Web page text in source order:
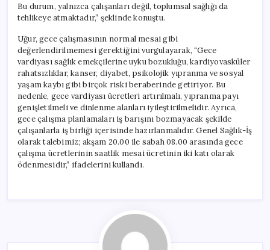
Bu durum, yalnızca çalışanları değil, toplumsal sağlığı da
tehlikeye atmaktadır,” şeklinde konuştu.
Uğur, gece çalışmasının normal mesai gibi
değerlendirilmemesi gerektiğini vurgulayarak, “Gece
vardiyası sağlık emekçilerine uyku bozukluğu, kardiyovasküler
rahatsızlıklar, kanser, diyabet, psikolojik yıpranma ve sosyal
yaşam kaybı gibi birçok riski beraberinde getiriyor. Bu
nedenle, gece vardiyası ücretleri artırılmalı, yıpranma payı
genişletilmeli ve dinlenme alanları iyileştirilmelidir. Ayrıca,
gece çalışma planlamaları iş barışını bozmayacak şekilde
çalışanlarla iş birliği içerisinde hazırlanmalıdır. Genel Sağlık-İş
olarak talebimiz; akşam 20.00 ile sabah 08.00 arasında gece
çalışma ücretlerinin saatlik mesai ücretinin iki katı olarak
ödenmesidir,” ifadelerini kullandı.